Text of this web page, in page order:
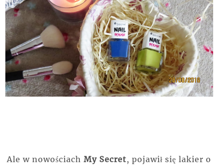
Ale w nowościach My Secret, pojawił się lakier o